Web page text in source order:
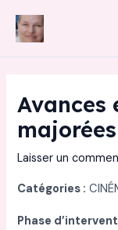
Avances
majorées
Laisser un
Catégories :
Phase